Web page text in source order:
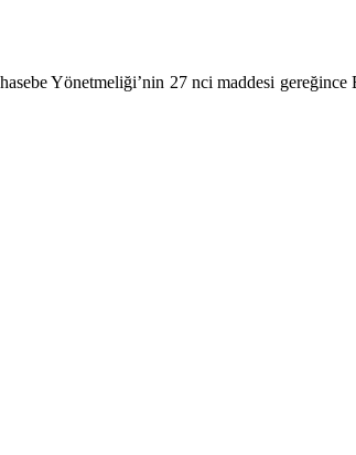
Yönetmeliği’nin 27 nci maddesi gereğince